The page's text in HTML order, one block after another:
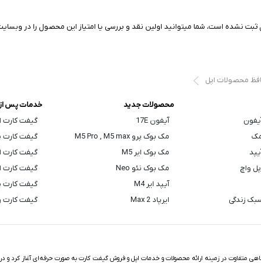
نشده است، شما میتوانید اولین نقد و بررسی یا امتیاز این محصول را در
محصولات اپل
مک
واچ
زندگی
محصولات جدید
آیفون 17E
مک بوک پرو M5 Pro , M5 max
مک بوک ایر M5
مک بوک نئو Neo
آیپد ایر M4
ایرپاد Max 2
خدمات پس
گیفت کارت
گیفت کارت
گیفت کارت
گیفت
گیفت کارت
گیفت کارت
در زمینه ارائه محصولات و خدمات اپل و فروش گیفت کارت به صورت حرفه‌ای آغاز کرد و در